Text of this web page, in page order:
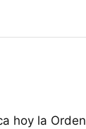
hoy la Orden